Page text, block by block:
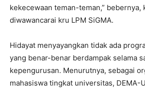
kekecewaan teman-teman,” bebernya,
diwawancarai kru LPM SiGMA.
Hidayat menyayangkan tidak ada
yang benar-benar berdampak selama
kepengurusan. Menurutnya, sebagai
mahasiswa tingkat universitas, DEMA-